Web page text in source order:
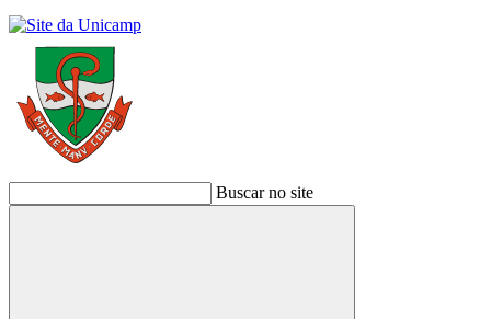
Buscar no site